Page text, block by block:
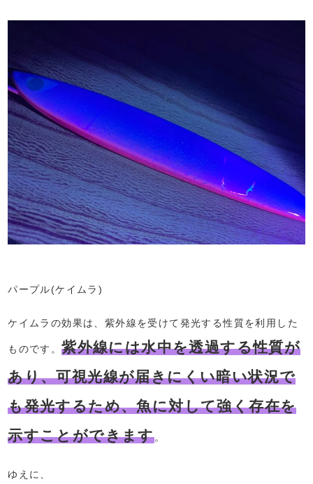
パープル(ケイムラ)
ケイムラの効果は、紫外線を受けて発光する性質を利用した
ものです。紫外線には水中を透過する性質が
あり、可視光線が届きにくい暗い状況で
も発光するため、魚に対して強く存在を
示すことができます。
ゆえに、